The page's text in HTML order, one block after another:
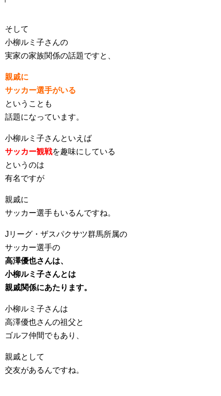
そして
小柳ルミ子さんの
実家の家族関係の話題ですと、
親戚に
サッカー選手がいる
ということも
話題になっています。
小柳ルミ子さんといえば
サッカー観戦を趣味にしている
というのは
有名ですが
親戚に
サッカー選手もいるんですね。
Jリーグ・ザスパクサツ群馬所属の
サッカー選手の
高澤優也さんは、
小柳ルミ子さんとは
親戚関係にあたります。
小柳ルミ子さんは
高澤優也さんの祖父と
ゴルフ仲間でもあり、
親戚として
交友があるんですね。